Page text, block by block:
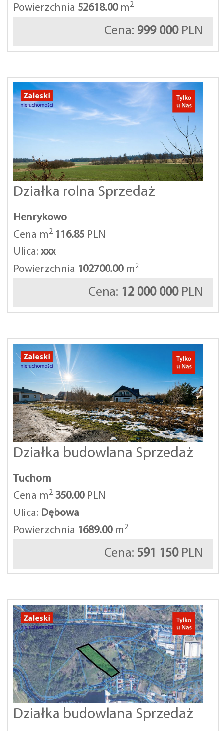
Powierzchnia 52618.00m2
Cena: 999 000PLN
Działka rolna Sprzedaż
Henrykowo
Cena m2 116.85 PLN
Ulica:xxx
Powierzchnia 102700.00m2
Cena: 12 000 000PLN
Działka budowlana Sprzedaż
Tuchom
Cena m2 350.00PLN
Ulica: Dębowa
Powierzchnia 1689.00m2
Cena: 591 150PLN
Działka budowlana Sprzedaż